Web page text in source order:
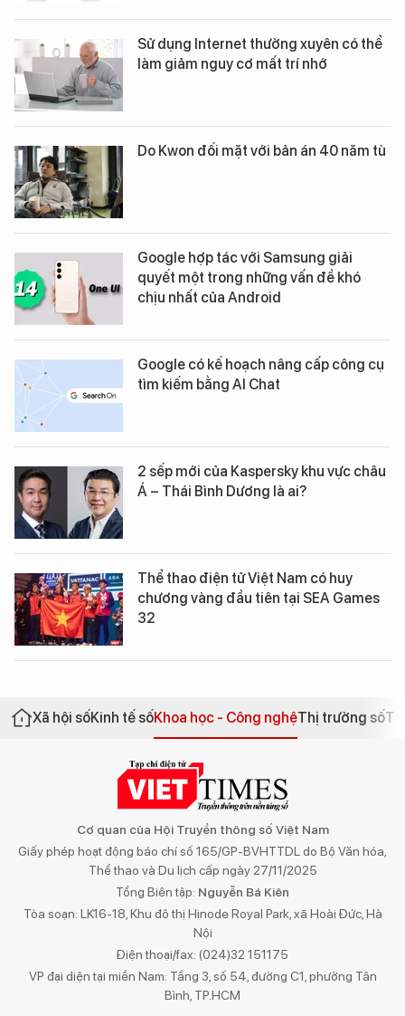
Sử dụng Internet thường xuyên có thể
làm giảm nguy cơ mất trí nhớ
Do Kwon đối mặt với bản án 40 năm tù
Google hợp tác với Samsung giải
quyết một trong những vấn đề khó
chịu nhất của Android
Google có kế hoạch nâng cấp công cụ
tìm kiếm bằng AI Chat
2 sếp mới của Kaspersky khu vực châu
Á – Thái Bình Dương là ai?
Thể thao điện tử Việt Nam có huy
chương vàng đầu tiên tại SEA Games
32
Xã hội sốKinh tế sốKhoa học - Công nghệThị trường số
Cơ quan của Hội Truyền thông số Việt Nam
Giấy phép hoạt động báo chí số 165/GP-BVHTTDL do Bộ Văn hóa,
Thể thao và Du lịch cấp ngày 27/11/2025
Tổng Biên tập: Nguyễn Bá Kiên
Tòa soạn: LK16-18, Khu đô thị Hinode Royal Park, xã Hoài Đức, Hà
Nội
Điện thoại/fax: (024)32 151175
VP đại diện tại miền Nam: Tầng 3, số 54, đường C1, phường Tân
Bình, TP.HCM